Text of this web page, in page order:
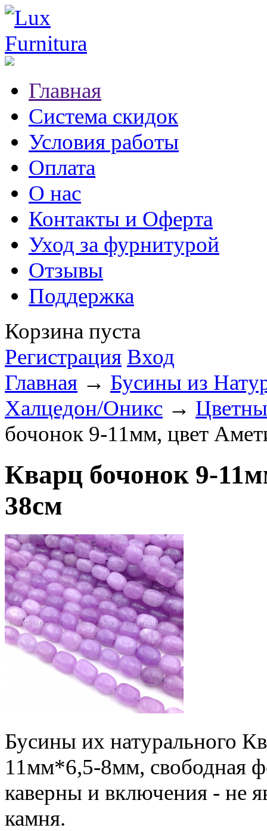
Главная
Система скидок
Условия работы
Оплата
О нас
Контакты и Оферта
Уход за фурнитурой
Отзывы
Поддержка
Корзина пуста
Регистрация Вход
Главная → Бусины из
Халцедон/Оникс →
бочонок 9-11мм, цвет
Кварц бочонок 9-
38см
Бусины их натурального
11мм*6,5-8мм, свободная
каверны и включения - не
камня.